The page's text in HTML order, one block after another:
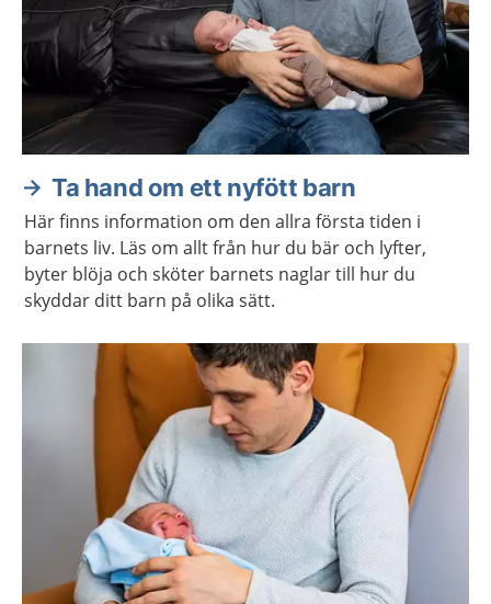
Ta hand om ett nyfött barn
Här finns information om den allra första tiden i
barnets liv. Läs om allt från hur du bär och lyfter,
byter blöja och sköter barnets naglar till hur du
skyddar ditt barn på olika sätt.